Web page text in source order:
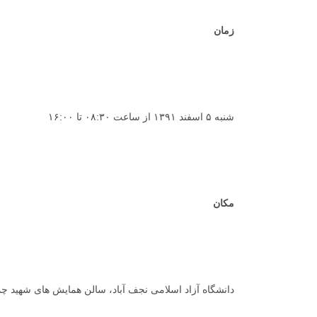
زمان
شنبه ۵ اسفند ۱۳۹۱ از ساعت ۰۸:۳۰ تا ۱۶:۰۰
مکان
دانشگاه آزاد اسلامی نجف آباد، سالن همایش های شهید